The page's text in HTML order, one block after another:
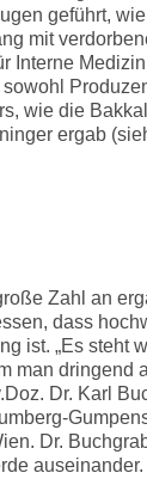
geführt,
mit
Interne
wie die
ergab
Zahl an
dass
ist. „Es steht
man dringend
Dr. Karl
Dr.